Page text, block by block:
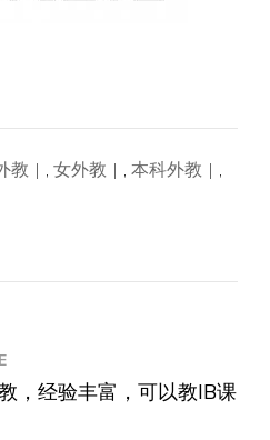
教 , 女外教 , 本科外教
,
，经验丰富，可以教IB课